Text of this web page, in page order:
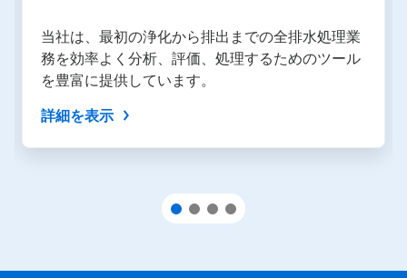
当社は、最初の浄化から排出までの全排水処理業
務を効率よく分析、評価、処理するためのツール
を豊富に提供しています。
詳細を表示